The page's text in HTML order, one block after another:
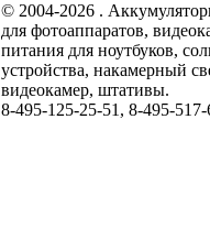
© 2004-2026 .
для фотоаппаратов,
питания для ноутбуков,
устройства, накамерный
видеокамер, штативы.
8-495-125-25-51, 8-495-